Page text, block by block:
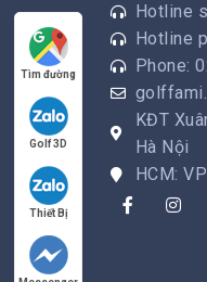
Hotline
Hotline
Phone:
KĐT
Hà Nội
HCM:
Tìm đường
Golf 3D
Thiết Bị